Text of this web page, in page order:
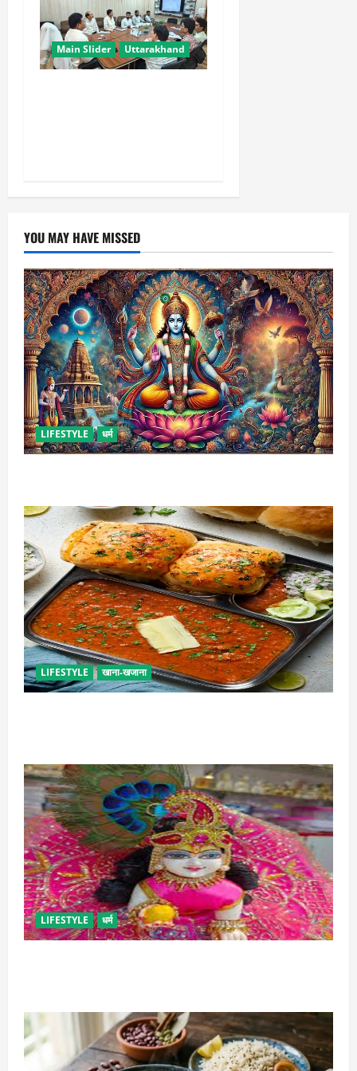
Main Slider Uttarakhand
YOU MAY HAVE MISSED
LIFESTYLE धर्म
LIFESTYLE खाना-खजाना
LIFESTYLE धर्म